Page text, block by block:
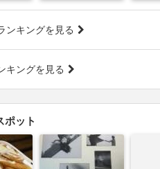
ンキングを見る
キングを見る
ポット